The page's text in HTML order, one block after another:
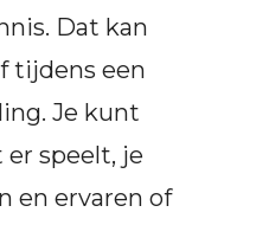
Dat kan
tijdens een
Je kunt
speelt, je
en ervaren of